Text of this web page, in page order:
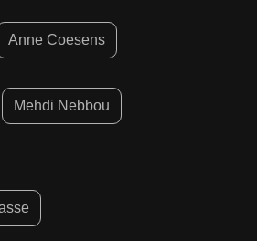
Anne Coesens
Mehdi Nebbou